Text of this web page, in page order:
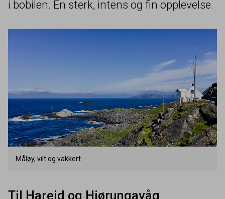
i bobilen. En sterk, intens og fin opplevelse.
Måløy, vilt og vakkert.
Til Hareid og Hjørungavåg